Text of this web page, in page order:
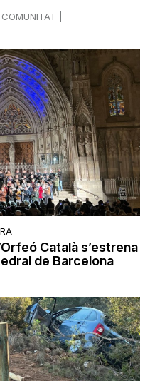
COMUNITAT
Català s’estrena
de Barcelona